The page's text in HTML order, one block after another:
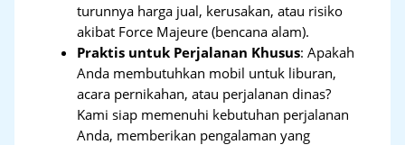
turunnya harga jual, kerusakan, atau risiko
akibat Force Majeure (bencana alam).
Praktis untuk Perjalanan Khusus: Apakah
Anda membutuhkan mobil untuk liburan,
acara pernikahan, atau perjalanan dinas?
Kami siap memenuhi kebutuhan perjalanan
Anda, memberikan pengalaman yang